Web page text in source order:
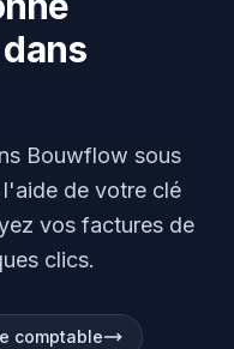
Bouwflow sous
de votre clé
vos factures de
clics.
comptable